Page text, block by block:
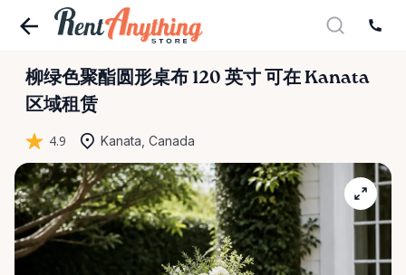
柳绿色聚酯圆形桌布 120 英寸 可在 Kanata
区域租赁
4.9 Kanata, Canada